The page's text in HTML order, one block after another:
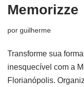
Memorizze
por guilherme
Transforme sua
inesquecível com a
Florianópolis.